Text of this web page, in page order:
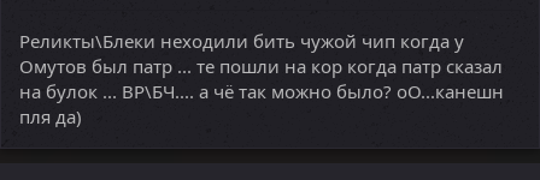
Реликты\Блеки неходили бить чужой чип когда у
Омутов был патр ... те пошли на кор когда патр сказал
на булок ... ВР\БЧ.... а чё так можно было? оО...канешн
пля да)